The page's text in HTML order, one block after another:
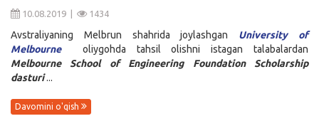
10.08.2019 | 1434
Avstraliyaning Melbrun shahrida joylashgan University of
Melbourne
oliygohda tahsil olishni istagan talabalardan
Melbourne School of Engineering Foundation Scholarship
dasturi...
Davomini o'qish